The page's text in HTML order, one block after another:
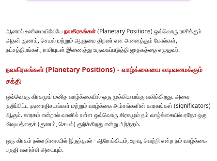
ஆனால் உண்மையிலேயேநவகிரகங்கள்(Planetary Positions) ஒவ்வொரு ராசிக்கும்
அதன் குணம், செயல் மற்றும் ஆளுமை திறண் என அனைத்தும் கோல்கள்,
நட்சத்திரங்கள், ராசியுடன் இணைத்து உருவகப்படுத்தி ஜாதகத்தை எழுதுவர்.
நவகிரகங்கள் (Planetary Positions) - வாழ்க்கையை வடிவமைக்கும்
சக்தி
ஒவ்வொரு கிரகமும் மனித வாழ்க்கையில் ஒரு முக்கிய பங்கு வகிக்கிறது. அவை
குறிப்பிட்ட குணாதிசயங்கள் மற்றும் வாழ்க்கை அம்சங்களின் காரகங்கள் (significators)
ஆகும். காரகம் என்றால் வானில் உள்ள ஒவ்வொரு கிரகமும் நம் வாழ்க்கையில் ஏதோ ஒரு
விஷயத்தைக் (குணம், செயல்) குறிக்கிறது என்று அர்த்தம்.
ஒரு கிரகம் நல்ல நிலையில் இருந்தால் - ஆரோக்கியம், உறவு, வெற்றி என்ற நம் வாழ்க்கை
பகுதி வளர்ச்சி அடையும்.